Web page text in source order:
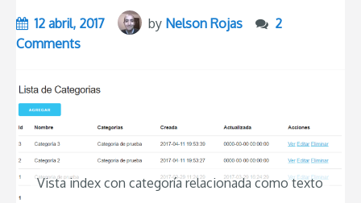
12 abril, 2017 by Nelson Rojas
2
Comments
Vista index con categoría relacionada como texto